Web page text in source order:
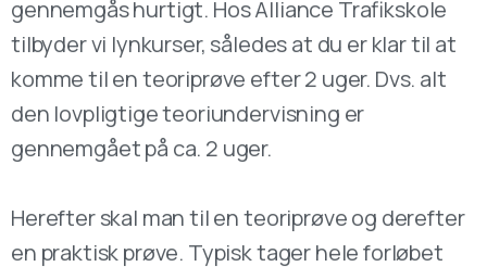
gennemgås hurtigt. Hos Alliance Trafikskole
tilbyder vi lynkurser, således at du er klar til at
komme til en teoriprøve efter 2 uger. Dvs. alt
den lovpligtige teoriundervisning er
gennemgået på ca. 2 uger.
Herefter skal man til en teoriprøve og derefter
en praktisk prøve. Typisk tager hele forløbet